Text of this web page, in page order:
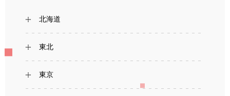
北海道
東北
東京